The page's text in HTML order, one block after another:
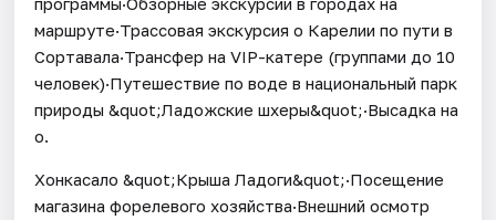
маршруте·Трассовая экскурсия о Карелии по пути в
Сортавала·Трансфер на VIP-катере (группами до 10
человек)·Путешествие по воде в национальный парк
природы &quot;Ладожские шхеры&quot;·Высадка на
о.
Хонкасало &quot;Крыша Ладоги&quot;·Посещение
магазина форелевого хозяйства·Внешний осмотр